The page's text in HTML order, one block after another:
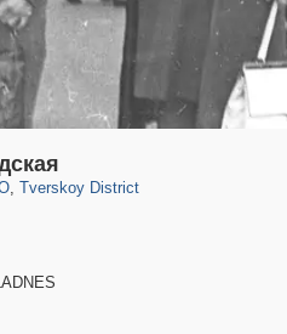
, Tverskoy District